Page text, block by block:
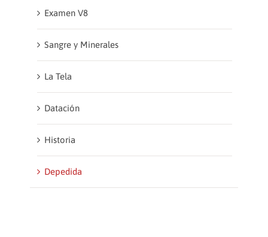
Examen V8
Sangre y Minerales
La Tela
Datación
Historia
Depedida